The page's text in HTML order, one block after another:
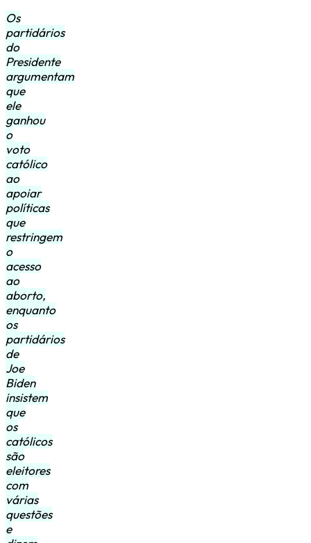
Os
partidários
do
Presidente
argumentam
que
ele
ganhou
o
voto
católico
ao
apoiar
políticas
que
restringem
o
acesso
ao
aborto,
enquanto
os
partidários
de
Joe
Biden
insistem
que
os
católicos
são
eleitores
com
várias
questões
e